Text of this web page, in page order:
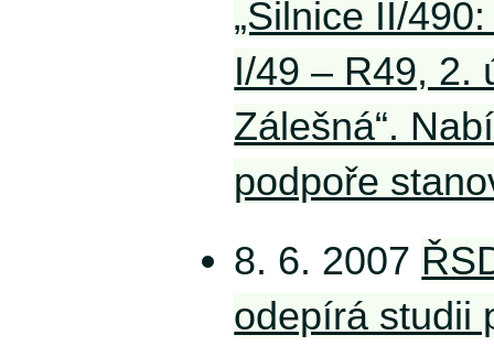
„Silnice II/
I/49 – R49, 2.
Zálešná“.
podpoře
8. 6. 2007
odepírá studii